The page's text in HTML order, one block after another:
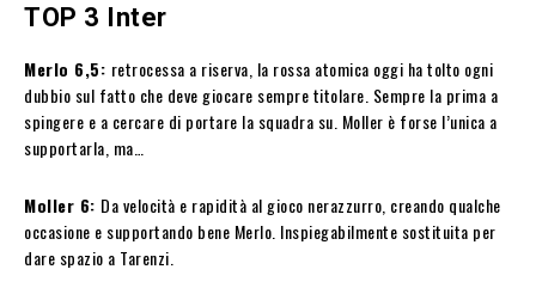
TOP 3 Inter
Merlo 6,5: retrocessa a riserva, la rossa atomica oggi ha tolto ogni
dubbio sul fatto che deve giocare sempre titolare. Sempre la prima a
spingere e a cercare di portare la squadra su. Moller è forse l’unica a
supportarla, ma…
Moller 6: Da velocità e rapidità al gioco nerazzurro, creando qualche
occasione e supportando bene Merlo. Inspiegabilmente sostituita per
dare spazio a Tarenzi.